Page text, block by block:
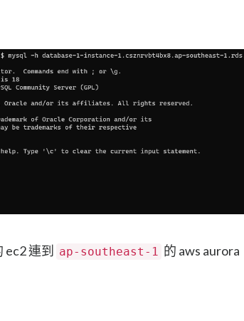
ec2 連到 ap-southeast-1 的 aws aurora